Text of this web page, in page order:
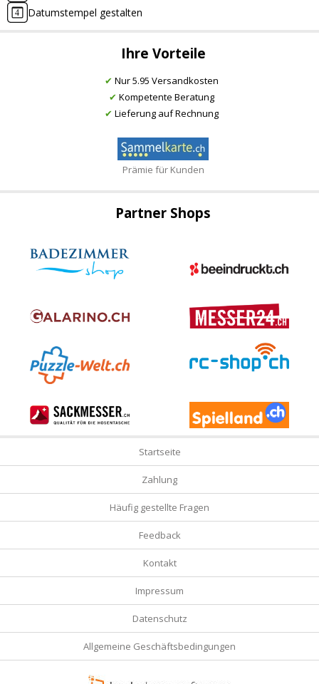
Datumstempel gestalten
Ihre Vorteile
✔ Nur 5.95 Versandkosten
✔ Kompetente Beratung
✔ Lieferung auf Rechnung
Prämie für Kunden
Partner Shops
Startseite
Zahlung
Häufig gestellte Fragen
Feedback
Kontakt
Impressum
Datenschutz
Allgemeine Geschäftsbedingungen